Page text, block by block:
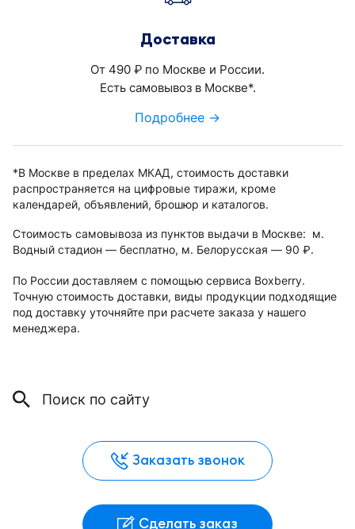
Доставка
От 490 руб. по Москве и России.
Есть самовывоз в Москве*.
Подробнее →
*В Москве в пределах МКАД, стоимость доставки
распространяется на цифровые тиражи, кроме
календарей, объявлений, брошюр и каталогов.
Стоимость самовывоза из пунктов выдачи в Москве: м.
Водный стадион — бесплатно, м. Белорусская — 90 руб..
По России доставляем с помощью сервиса Boxberry.
Точную стоимость доставки, виды продукции подходящие
под доставку уточняйте при расчете заказа у нашего
менеджера.
Заказать звонок
Сделать заказ